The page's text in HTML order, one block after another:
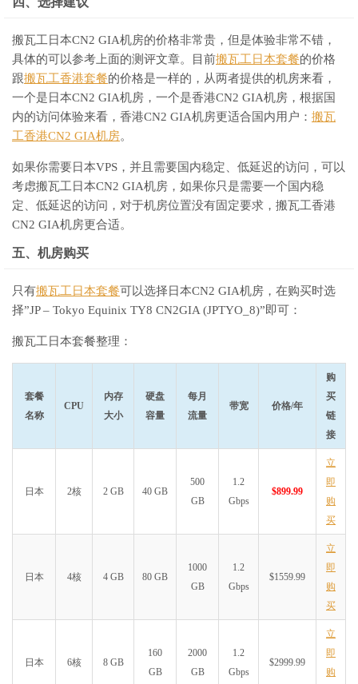
搬瓦工日本CN2 GIA机房的价格非常贵，但是体验非常不错，
具体的可以参考上面的测评文章。目前搬瓦工日本套餐的价格
跟搬瓦工香港套餐的价格是一样的，从两者提供的机房来看，
一个是日本CN2 GIA机房，一个是香港CN2 GIA机房，根据国
内的访问体验来看，香港CN2 GIA机房更适合国内用户： 搬瓦
工香港CN2 GIA机房。
如果你需要日本VPS，并且需要国内稳定、低延迟的访问，可以
考虑搬瓦工日本CN2 GIA机房，如果你只是需要一个国内稳
定、低延迟的访问，对于机房位置没有固定要求，搬瓦工香港
CN2 GIA机房更合适。
五、机房购买
只有搬瓦工日本套餐可以选择日本CN2 GIA机房，在购买时选
择”JP – Tokyo Equinix TY8 CN2GIA (JPTYO_8)”即可：
搬瓦工日本套餐整理：
套餐
名称
CPU
内存
大小
硬盘
容量
每月
流量
带宽 价格/年
购
买
链
接
日本 2核 2 GB 40 GB
500
GB
1.2
Gbps
$899.99
立
即
购
买
日本 4核 4 GB 80 GB
1000
GB
1.2
Gbps
$1559.99
立
即
购
买
日本 6核 8 GB
160
GB
2000
GB
1.2
Gbps
$2999.99
立
即
购